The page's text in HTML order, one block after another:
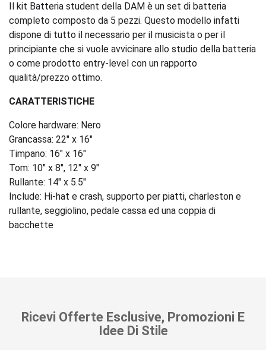
Il kit Batteria student della DAM è un set di batteria
completo composto da 5 pezzi. Questo modello infatti
dispone di tutto il necessario per il musicista o per il
principiante che si vuole avvicinare allo studio della batteria
o come prodotto entry-level con un rapporto
qualità/prezzo ottimo.
CARATTERISTICHE
Colore hardware: Nero
Grancassa: 22" x 16"
Timpano: 16" x 16"
Tom: 10" x 8", 12" x 9"
Rullante: 14" x 5.5"
Include: Hi-hat e crash, supporto per piatti, charleston e
rullante, seggiolino, pedale cassa ed una coppia di
bacchette
Ricevi Offerte Esclusive, Promozioni E
Idee Di Stile